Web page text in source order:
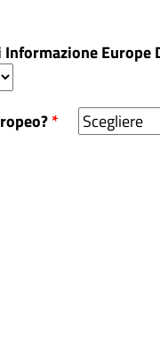
Europe
*